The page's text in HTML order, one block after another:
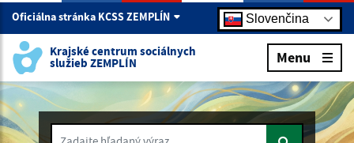
Oficiálna stránka KCSS ZEMPLÍN Slovenčina
Krajské centrum sociálnych
služieb ZEMPLÍN Menu
Zadajte hľadaný výraz